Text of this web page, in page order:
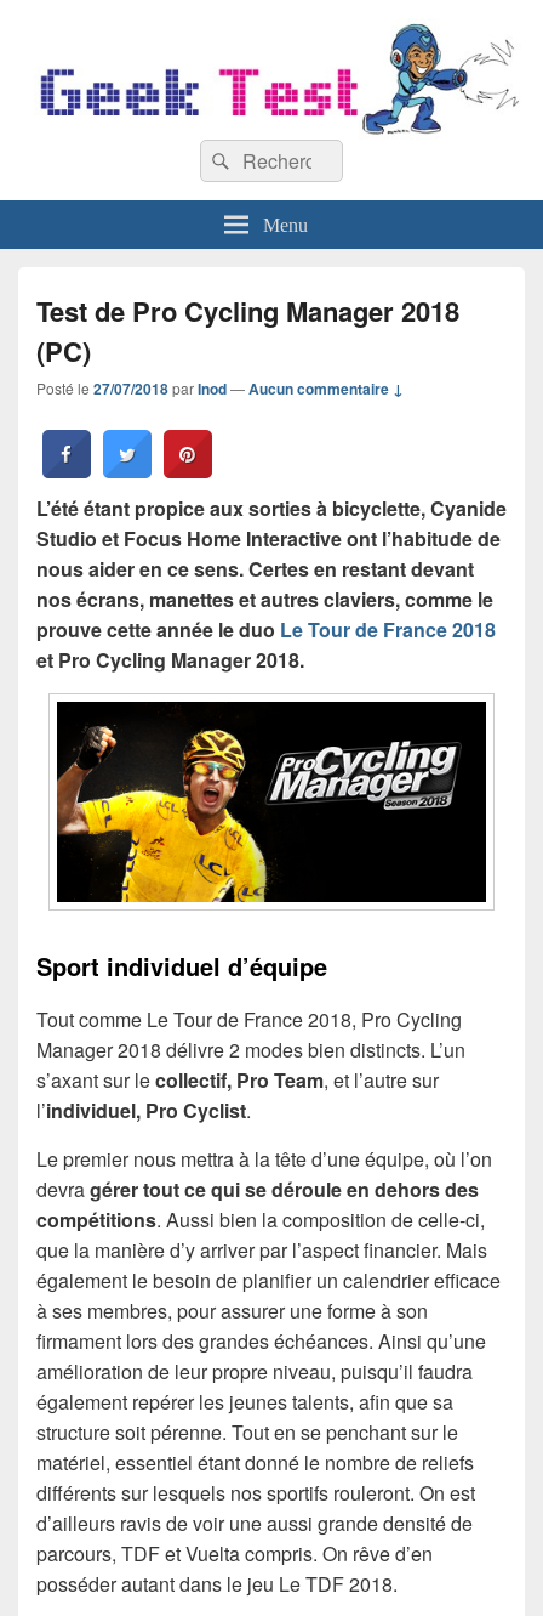
Recherche :
Rechercher
Menu
Test de Pro Cycling Manager 2018
(PC)
Posté le 27/07/2018parInod—Aucun commentaire ↓
L’été étant propice aux sorties à bicyclette, Cyanide
Studio et Focus Home Interactive ont l’habitude de
nous aider en ce sens. Certes en restant devant
nos écrans, manettes et autres claviers, comme le
prouve cette année le duo Le Tour de France 2018
et Pro Cycling Manager 2018.
Sport individuel d’équipe
Tout comme Le Tour de France 2018, Pro Cycling
Manager 2018 délivre 2 modes bien distincts. L’un
s’axant sur lecollectif, Pro Team, et l’autre sur
l’individuel, Pro Cyclist.
Le premier nous mettra à la tête d’une équipe, où l’on
devragérer tout ce qui se déroule en dehors des
compétitions. Aussi bien la composition de celle-ci,
que la manière d’y arriver par l’aspect financier. Mais
également le besoin de planifier un calendrier efficace
à ses membres, pour assurer une forme à son
firmament lors des grandes échéances. Ainsi qu’une
amélioration de leur propre niveau, puisqu’il faudra
également repérer les jeunes talents, afin que sa
structure soit pérenne. Tout en se penchant sur le
matériel, essentiel étant donné le nombre de reliefs
différents sur lesquels nos sportifs rouleront. On est
d’ailleurs ravis de voir une aussi grande densité de
parcours, TDF et Vuelta compris. On rêve d’en
posséder autant dans le jeu Le TDF 2018.